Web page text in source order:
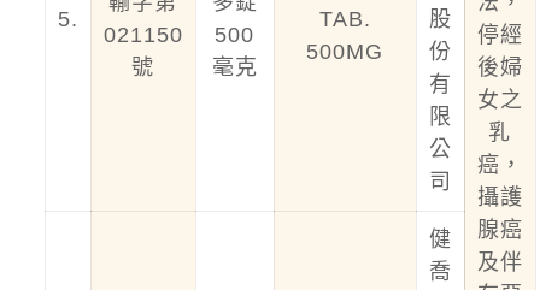
停經
後婦
女之
乳
癌，
攝護
腺癌
及伴
5.
021150
號
500
毫克
TAB.
500MG
股
份
有
限
公
司
健
喬